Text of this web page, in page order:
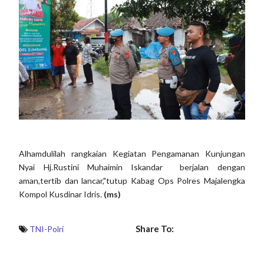
Alhamdulilah rangkaian Kegiatan Pengamanan Kunjungan
Nyai Hj.Rustini Muhaimin Iskandar berjalan dengan
aman,tertib dan lancar,"tutup Kabag Ops Polres Majalengka
Kompol Kusdinar Idris. (ms)
TNI-Polri Share To: